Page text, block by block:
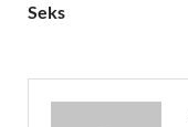
Seks